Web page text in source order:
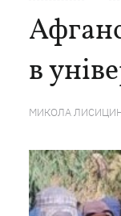
в
МИКОЛА